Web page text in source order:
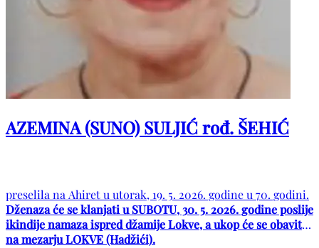
AZEMINA (SUNO) SULJIĆ rođ. ŠEHIĆ
preselila na Ahiret u utorak, 19. 5. 2026. godine u 70. godini.
Dženaza će se klanjati u SUBOTU, 30. 5. 2026. godine poslije
ikindije namaza ispred džamije Lokve, a ukop će se obaviti
na mezarju LOKVE (Hadžići).